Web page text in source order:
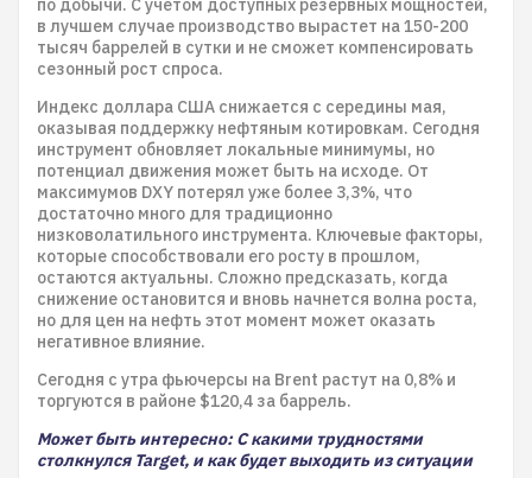
по добычи. С учетом доступных резервных мощностей,
в лучшем случае производство вырастет на 150-200
тысяч баррелей в сутки и не сможет компенсировать
сезонный рост спроса.
Индекс доллара США снижается с середины мая,
оказывая поддержку нефтяным котировкам. Сегодня
инструмент обновляет локальные минимумы, но
потенциал движения может быть на исходе. От
максимумов DXY потерял уже более 3,3%, что
достаточно много для традиционно
низковолатильного инструмента. Ключевые факторы,
которые способствовали его росту в прошлом,
остаются актуальны. Сложно предсказать, когда
снижение остановится и вновь начнется волна роста,
но для цен на нефть этот момент может оказать
негативное влияние.
Сегодня с утра фьючерсы на Brent растут на 0,8% и
торгуются в районе $120,4 за баррель.
Может быть интересно: С какими трудностями
столкнулся Target, и как будет выходить из ситуации